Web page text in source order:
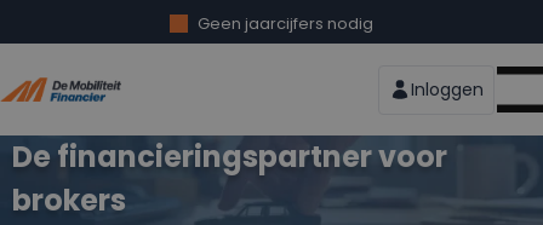
Geen jaarcijfers nodig
Speciaal voor starter en ZZP’er
Ook mogelijkheden met een BKR registratie
Inloggen
De financieringspartner voor
brokers